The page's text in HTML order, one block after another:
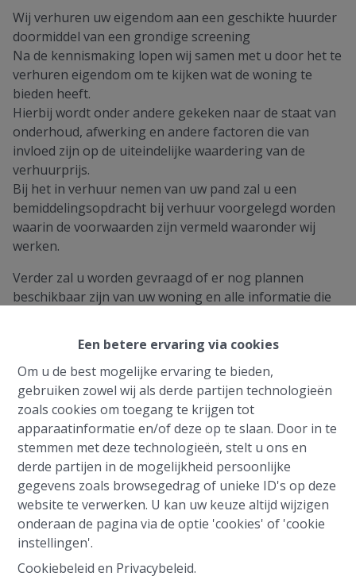
Een betere ervaring via cookies
Om u de best mogelijke ervaring te bieden,
gebruiken zowel wij als derde partijen technologieën
zoals cookies om toegang te krijgen tot
apparaatinformatie en/of deze op te slaan. Door in te
stemmen met deze technologieën, stelt u ons en
derde partijen in de mogelijkheid persoonlijke
gegevens zoals browsegedrag of unieke ID's op deze
website te verwerken. U kan uw keuze altijd wijzigen
onderaan de pagina via de optie 'cookies' of 'cookie
instellingen'.
Cookiebeleid en Privacybeleid.
Wij verhuren uw eigendom aan een geschikte huurder
doormiddel van een grondige screening
Na de kennismaking lopen wij samen met u door het te
verhuren eigendom om te kijken wat de woning te
bieden heeft.
Hierbij wordt onder andere gekeken naar de staat van
onderhoud, afwerking en andere factoren die van
invloed zijn op de uiteindelijke waardering van de
verhuurprijs.
Bij het in verhuur nemen van uw pand zal u een
bemiddelingsopdracht bij verhuur voorgelegd worden
waarin de voorwaarden zijn vermeld waaronder wij
werken.
Verder zal u worden gevraagd of er nog plannen
beschikbaar zijn van uw woning en alle informatie die
opgemaakt waarin alle ruimten individueel worden
beschreven. Tevens zullen er heel wat foto’s worden
genomen die gebruikt worden voor de website.
Mocht het eigendom een appartement betreffen dan
zal u eveneens worden gevraagd het eventuele huidige
huurcontract en de gegevens van de syndicus
beschikbaar te houden.
De huurpanden die we mogen aanbieden publiceren
we op onze website en op verschillende portaalsites
zoals Zimmo, Immoweb, Immovlan en Immoscoop.
We maken er een gewoonte van om kandidaat-